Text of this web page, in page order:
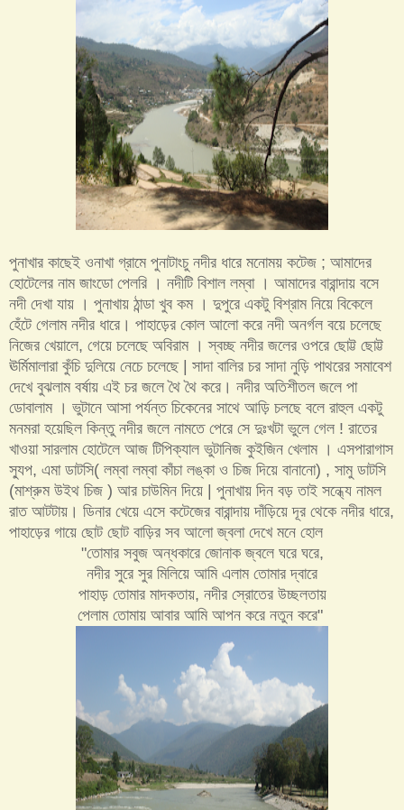
পুনাখার কাছেই ওনাখা গ্রামে পুনাটাংচু নদীর ধারে মনোময় কটেজ ; আমাদের
হোটেলের নাম জাংডো পেলরি । নদীটি বিশাল লম্বা । আমাদের বারান্দায় বসে
নদী দেখা যায় । পুনাখায় ঠান্ডা খুব কম । দুপুরে একটু বিশ্রাম নিয়ে বিকেলে
হেঁটে গেলাম নদীর ধারে। পাহাড়ের কোল আলো করে নদী অনর্গল বয়ে চলেছে
নিজের খেয়ালে, গেয়ে চলেছে অবিরাম । স্বচ্ছ নদীর জলের ওপরে ছোট্ট ছোট্ট
ঊর্মিমালারা কুঁচি দুলিয়ে নেচে চলেছে | সাদা বালির চর সাদা নুড়ি পাথরের সমাবেশ
দেখে বুঝলাম বর্ষায় এই চর জলে থৈ থৈ করে। নদীর অতিশীতল জলে পা
ডোবালাম । ভুটানে আসা পর্যন্ত চিকেনের সাথে আড়ি চলছে বলে রাহুল একটু
মনমরা হয়েছিল কিন্তু নদীর জলে নামতে পেরে সে দুঃখটা ভুলে গেল ! রাতের
খাওয়া সারলাম হোটেলে আজ টিপিক্যাল ভুটানিজ কুইজিন খেলাম । এসপারাগাস
স্যুপ, এমা ডাটসি( লম্বা লম্বা কাঁচা লঙ্কা ও চিজ দিয়ে বানানো) , সামু ডাটসি
(মাশ্রুম উইথ চিজ ) আর চাউমিন দিয়ে | পুনাখায় দিন বড় তাই সন্ধ্যে নামল
রাত আটটায়। ডিনার খেয়ে এসে কটেজের বারান্দায় দাঁড়িয়ে দূর থেকে নদীর ধারে,
পাহাড়ের গায়ে ছোট ছোট বাড়ির সব আলো জ্বলা দেখে মনে হোল
"তোমার সবুজ অন্ধকারে জোনাক জ্বলে ঘরে ঘরে,
নদীর সুরে সুর মিলিয়ে আমি এলাম তোমার দ্বারে
পাহাড় তোমার মাদকতায়, নদীর স্রোতের উচ্ছলতায়
পেলাম তোমায় আবার আমি আপন করে নতুন করে"